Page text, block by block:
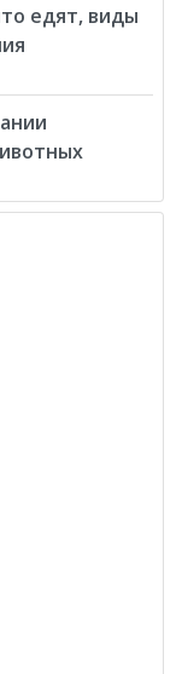
едят, виды